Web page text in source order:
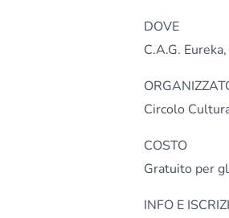
DOVE
C.A.G.
Circolo
COSTO
Gratuito per
INFO E